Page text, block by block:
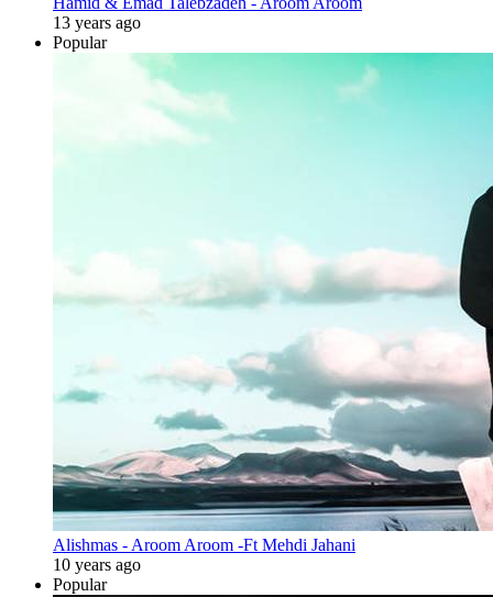
13 years ago
Popular
Alishmas - Aroom Aroom -Ft Mehdi Jahani
10 years ago
Popular